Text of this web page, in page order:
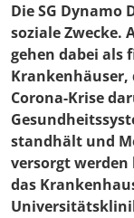
Die SG Dynamo
soziale Zwecke.
gehen dabei als
Krankenhäuser,
Corona-Krise
standhält und
versorgt werden
das